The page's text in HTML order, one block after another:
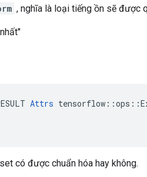
, nghĩa là loại tiếng ồn sẽ được
Attrs
có được chuẩn hóa hay không.